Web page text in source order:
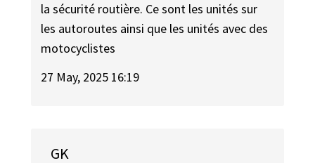
la sécurité routière. Ce sont les unités sur
les autoroutes ainsi que les unités avec des
motocyclistes
27 May, 2025 16:19
GK